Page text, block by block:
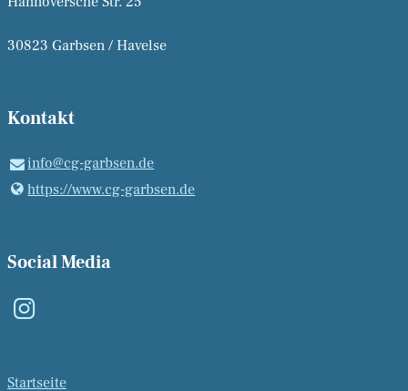
30823 Garbsen / Havelse
Kontakt
info@​cg-garbsen.​de
https://www.​cg-garbsen.​de
Social Media
Startseite